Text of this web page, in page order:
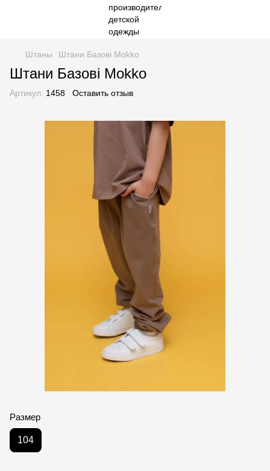
Штаны Штани Базові Mokko
Штани Базові Mokko
Артикул: 1458 Оставить отзыв
Размер
104